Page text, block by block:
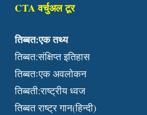
CTA वर्चुअल टूर
तिब्बत:एक तथ्य
तिब्बत:संक्षिप्त इतिहास
तिब्बतःएक अवलोकन
तिब्बती:राष्ट्रीय ध्वज
तिब्बत राष्ट्र गान(हिन्दी)